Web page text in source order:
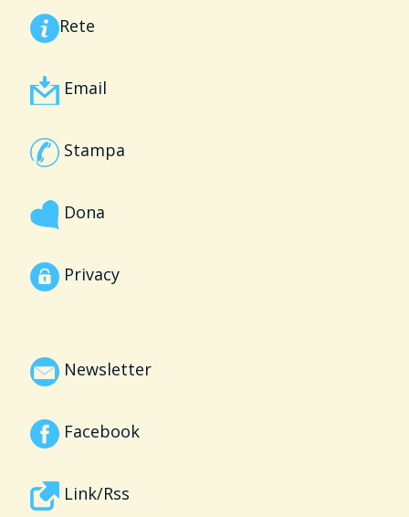
Rete
Email
Stampa
Dona
Privacy
Newsletter
Facebook
Link/Rss